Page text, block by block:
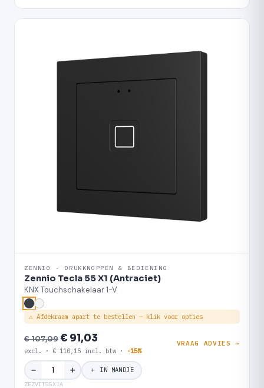
ZENNIO · DRUKKNOPPEN & BEDIENING
Zennio Tecla 55 X1 (Antraciet)
KNX Touchschakelaar 1-V
⚠ Afdekraam apart te bestellen — klik voor opties
€ 107,09€ 91,03
excl. · € 110,15 incl. btw · -15%
VRAAG ADVIES →
− ＋ ＋ IN MANDJE
ZEZVIT55X1A